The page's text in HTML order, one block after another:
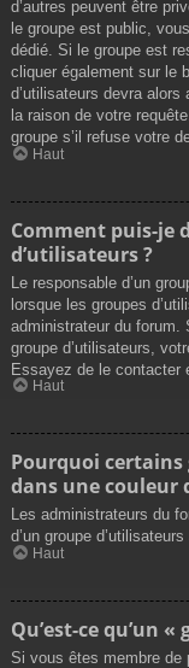
d’autres peuvent être
le groupe est public,
dédié. Si le groupe est
cliquer également sur le
d’utilisateurs devra
la raison de votre
groupe s’il refuse votre
Haut
Comment puis-je
d’utilisateurs ?
Le responsable d’un
lorsque les groupes
administrateur du forum.
groupe d’utilisateurs,
Essayez de le contacter
Haut
Pourquoi certains
dans une couleur
Les administrateurs du
d’un groupe
Haut
Qu’est-ce qu’un
Si vous êtes membre de